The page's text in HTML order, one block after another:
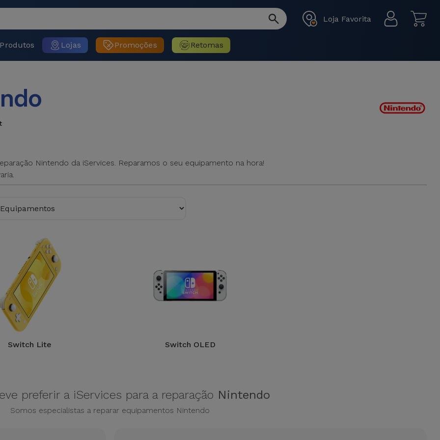
Loja Favorita
Produtos Lojas Promoções Retomas
Nintendo da iServices. Reparamos o seu equipamento na hora!
Switch Lite Switch OLED
preferir a iServices para a reparação Nintendo
Somos especialistas a reparar equipamentos Nintendo